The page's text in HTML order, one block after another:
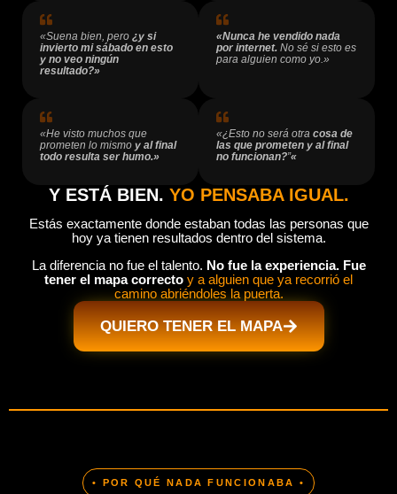
«Suena bien, pero ¿y si
invierto mi sábado en esto
y no veo ningún
resultado?»
«Nunca he vendido nada
por internet. No sé si esto es
para alguien como yo.»
«He visto muchos que
prometen lo mismo y al final
todo resulta ser humo.»
«¿Esto no será otra cosa de
las que prometen y al final
no funcionan?”«
Y ESTÁ BIEN. YO PENSABA IGUAL.
Estás exactamente donde estaban todas las personas que
hoy ya tienen resultados dentro del sistema.
La diferencia no fue el talento. No fue la experiencia. Fue
tener el mapa correcto y a alguien que ya recorrió el
camino abriéndoles la puerta.
QUIERO TENER EL MAPA
• POR QUÉ NADA FUNCIONABA •